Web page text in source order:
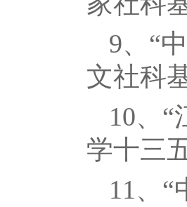
9、“
文社科
10、
学十三
11、